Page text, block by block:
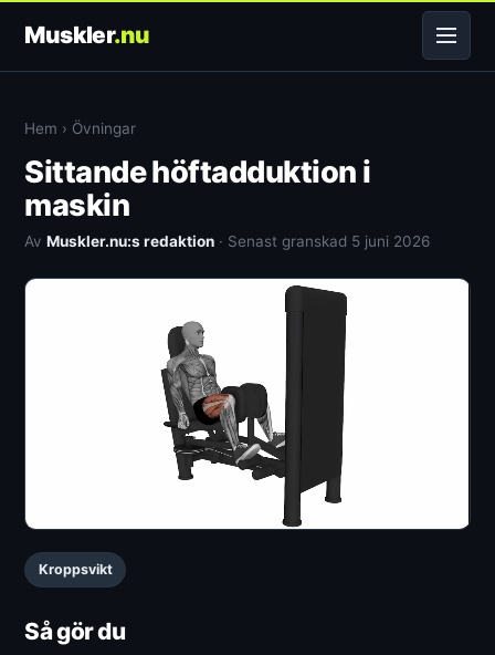
Muskler.nu
Hem › Övningar
Sittande höftadduktion i
maskin
AvMuskler.nu:s redaktion · Senast granskad 5 juni 2026
Kroppsvikt
Så gör du